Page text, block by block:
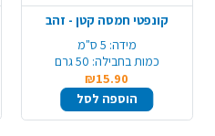
קונפטי חמסה קטן - זהב
מידה: 5 ס"מ
כמות בחבילה: 50 גרם
₪15.90
הוספה לסל